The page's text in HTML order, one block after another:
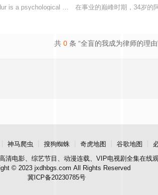
，“娘娘索命”等一连串妖异事件，张天盛虽被种种诡
系学生苏瑶与同学进山科考，却因遭遇飓风来袭而
is a psychological drama set against the backdrop
在事业的巅峰时期，34岁的
共 0 条 “全盲的我成为律师的理
神马爬虫 搜狗蜘蛛 奇虎地图 谷歌地图
清电影、综艺节目、动漫连载、VIP电视剧全集在线
© 2023 jxdhbgs.com All Rights Reserved
冀ICP备20230785号